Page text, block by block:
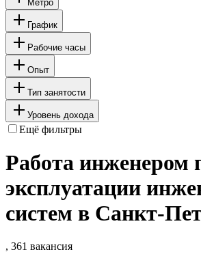
Метро
График
Рабочие часы
Опыт
Тип занятости
Уровень дохода
Ещё фильтры
Работа инженером
эксплуатации
систем в Санкт-
, 361 вакансия